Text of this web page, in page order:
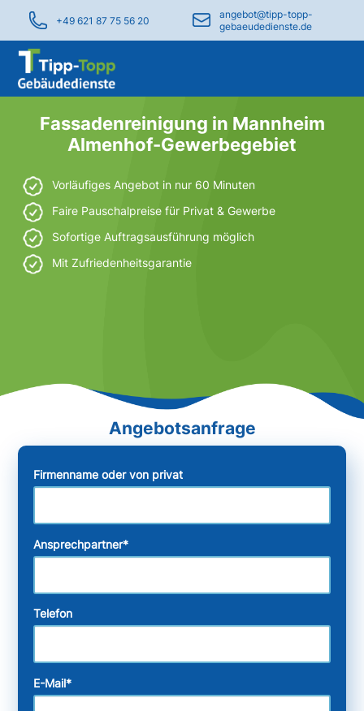
+49 621 87 75 56 20
angebot@tipp-topp-
gebaeudedienste.de
Fassadenreinigung in Mannheim
Almenhof-Gewerbegebiet
Vorläufiges Angebot in nur 60 Minuten
Faire Pauschalpreise für Privat & Gewerbe
Sofortige Auftragsausführung möglich
Mit Zufriedenheitsgarantie
Firmenname oder von privat
Ansprechpartner*
Telefon
E-Mail*